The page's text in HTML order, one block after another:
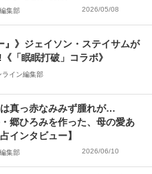
集部 2026/05/08
』》ジェイソン・ステイサムが
「眠眠打破」コラボ》
ライン編集部
は真っ赤なみみず腫れが…
・郷ひろみを作った、母の愛あ
インタビュー】
集部 2026/06/10